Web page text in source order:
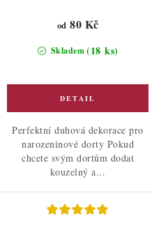
Skladem(18 ks)
od 80 Kč
Perfektní duhová dekorace pro
narozeninové dorty Pokud
chcete svým dortům dodat
kouzelný a...